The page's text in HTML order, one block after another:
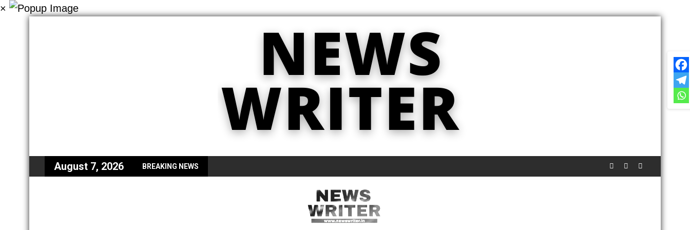
×
August 7, 2026 BREAKING NEWS